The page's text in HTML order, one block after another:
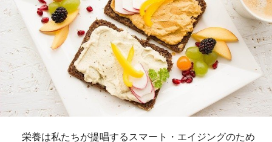
栄養は私たちが提唱するスマート・エイジングのため